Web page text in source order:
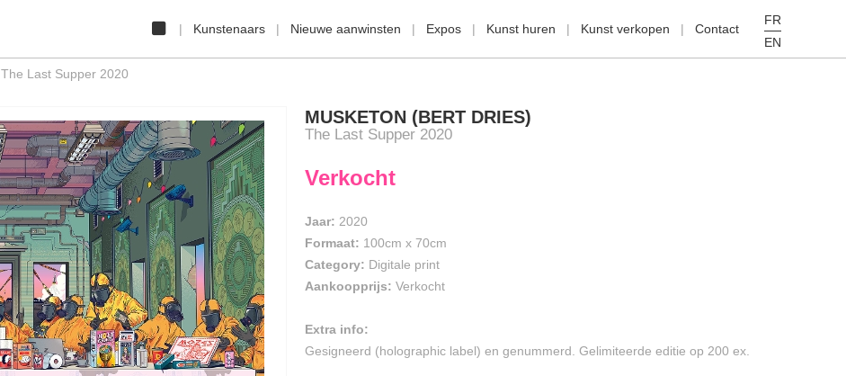
FR
EN
Kunstenaars Nieuwe aanwinsten Expos Kunst huren Kunst verkopen Contact
The Last Supper 2020
MUSKETON (BERT DRIES)
The Last Supper 2020
Verkocht
Jaar: 2020
Formaat: 100cm x 70cm
Category: Digitale print
Aankoopprijs: Verkocht
Extra info:
Gesigneerd (holographic label) en genummerd. Gelimiteerde editie op 200 ex.